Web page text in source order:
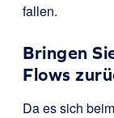
fallen.
Bringen
Flows
Da es sich